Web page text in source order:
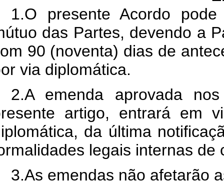
1.O presente Acordo
das Partes, devendo a
90 (noventa) dias de
via diplomática.
2.A emenda aprovada
artigo, entrará em
da última
legais internas de
3.As emendas não afetarão